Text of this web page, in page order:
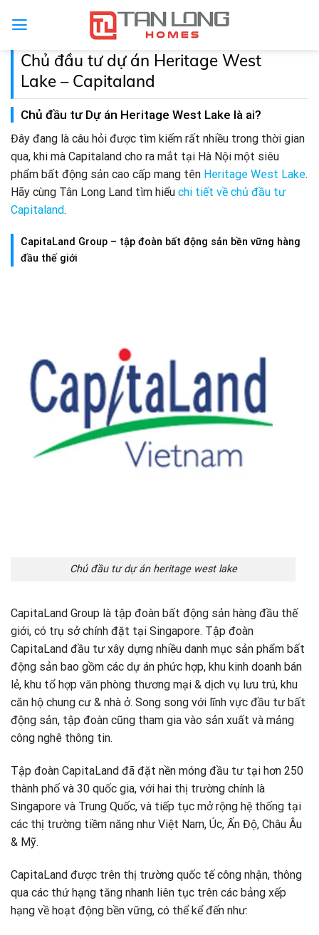
Chủ đầu tư dự án Heritage West
Lake – Capitaland
Chủ đầu tư Dự án Heritage West Lake là ai?
Đây đang là câu hỏi được tìm kiếm rất nhiều trong thời gian
qua, khi mà Capitaland cho ra mắt tại Hà Nội một siêu
phẩm bất động sản cao cấp mang tên Heritage West Lake.
Hãy cùng Tân Long Land tìm hiểu chi tiết về chủ đầu tư
Capitaland.
CapitaLand Group – tập đoàn bất động sản bền vững hàng
đầu thế giới
Chủ đầu tư dự án heritage west lake
CapitaLand Group là tập đoàn bất động sản hàng đầu thế
giới, có trụ sở chính đặt tại Singapore. Tập đoàn
CapitaLand đầu tư xây dựng nhiều danh mục sản phẩm bất
động sản bao gồm các dự án phức hợp, khu kinh doanh bán
lẻ, khu tổ hợp văn phòng thương mại & dịch vụ lưu trú, khu
căn hộ chung cư & nhà ở. Song song với lĩnh vực đầu tư bất
động sản, tập đoàn cũng tham gia vào sản xuất và mảng
công nghê thông tin.
Tập đoàn CapitaLand đã đặt nền móng đầu tư tại hơn 250
thành phố và 30 quốc gia, với hai thị trường chính là
Singapore và Trung Quốc, và tiếp tục mở rộng hệ thống tại
các thị trường tiềm năng như Việt Nam, Úc, Ấn Độ, Châu Âu
& Mỹ.
CapitaLand được trên thị trường quốc tế công nhận, thông
qua các thứ hạng tăng nhanh liên tục trên các bảng xếp
hạng về hoạt động bền vững, có thể kể đến như: